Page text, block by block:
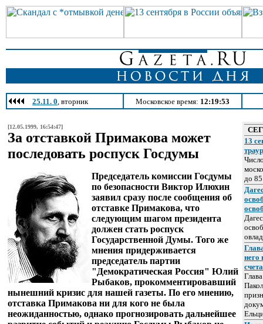
25.11. 0, вторник Московское время: 12:19:53
[12.05.1999, 16:54:47]
За отставкой Примакова может
последовать роспуск Госдумы
Председатель комиссии Госдумы
по безопасности Виктор Илюхин
заявил сразу после сообщения об
отставке Примакова, что
следующим шагом президента
должен стать роспуск
Государственной Думы. Того же
мнения придерживается
председатель партии
"Демократическая Россия" Юлий
Рыбаков, прокомментировавший
нынешний кризис для нашей газеты. По его мнению,
отставка Примакова ни для кого не была
неожиданностью, однако прогнозировать дальнейшее
13
до 85
него